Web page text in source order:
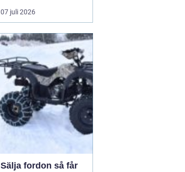
många år och
återkommande problem
I Luleå finns många
verkstäder att välja på,
men hur vet du
egentligen vem som gör
ett bra jobb, håller vad
de lova...
07 juli 2026
Sälja fordon så får